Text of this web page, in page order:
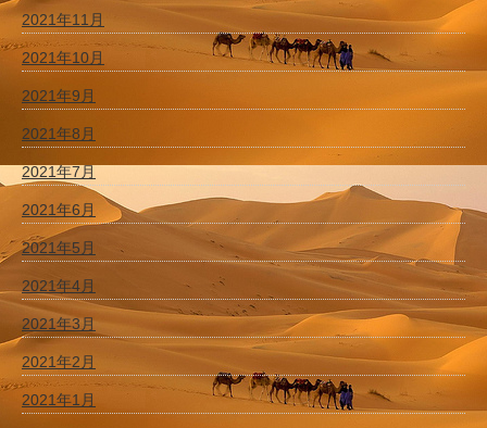
2021年11月
2021年10月
2021年9月
2021年8月
2021年7月
2021年6月
2021年5月
2021年4月
2021年3月
2021年2月
2021年1月